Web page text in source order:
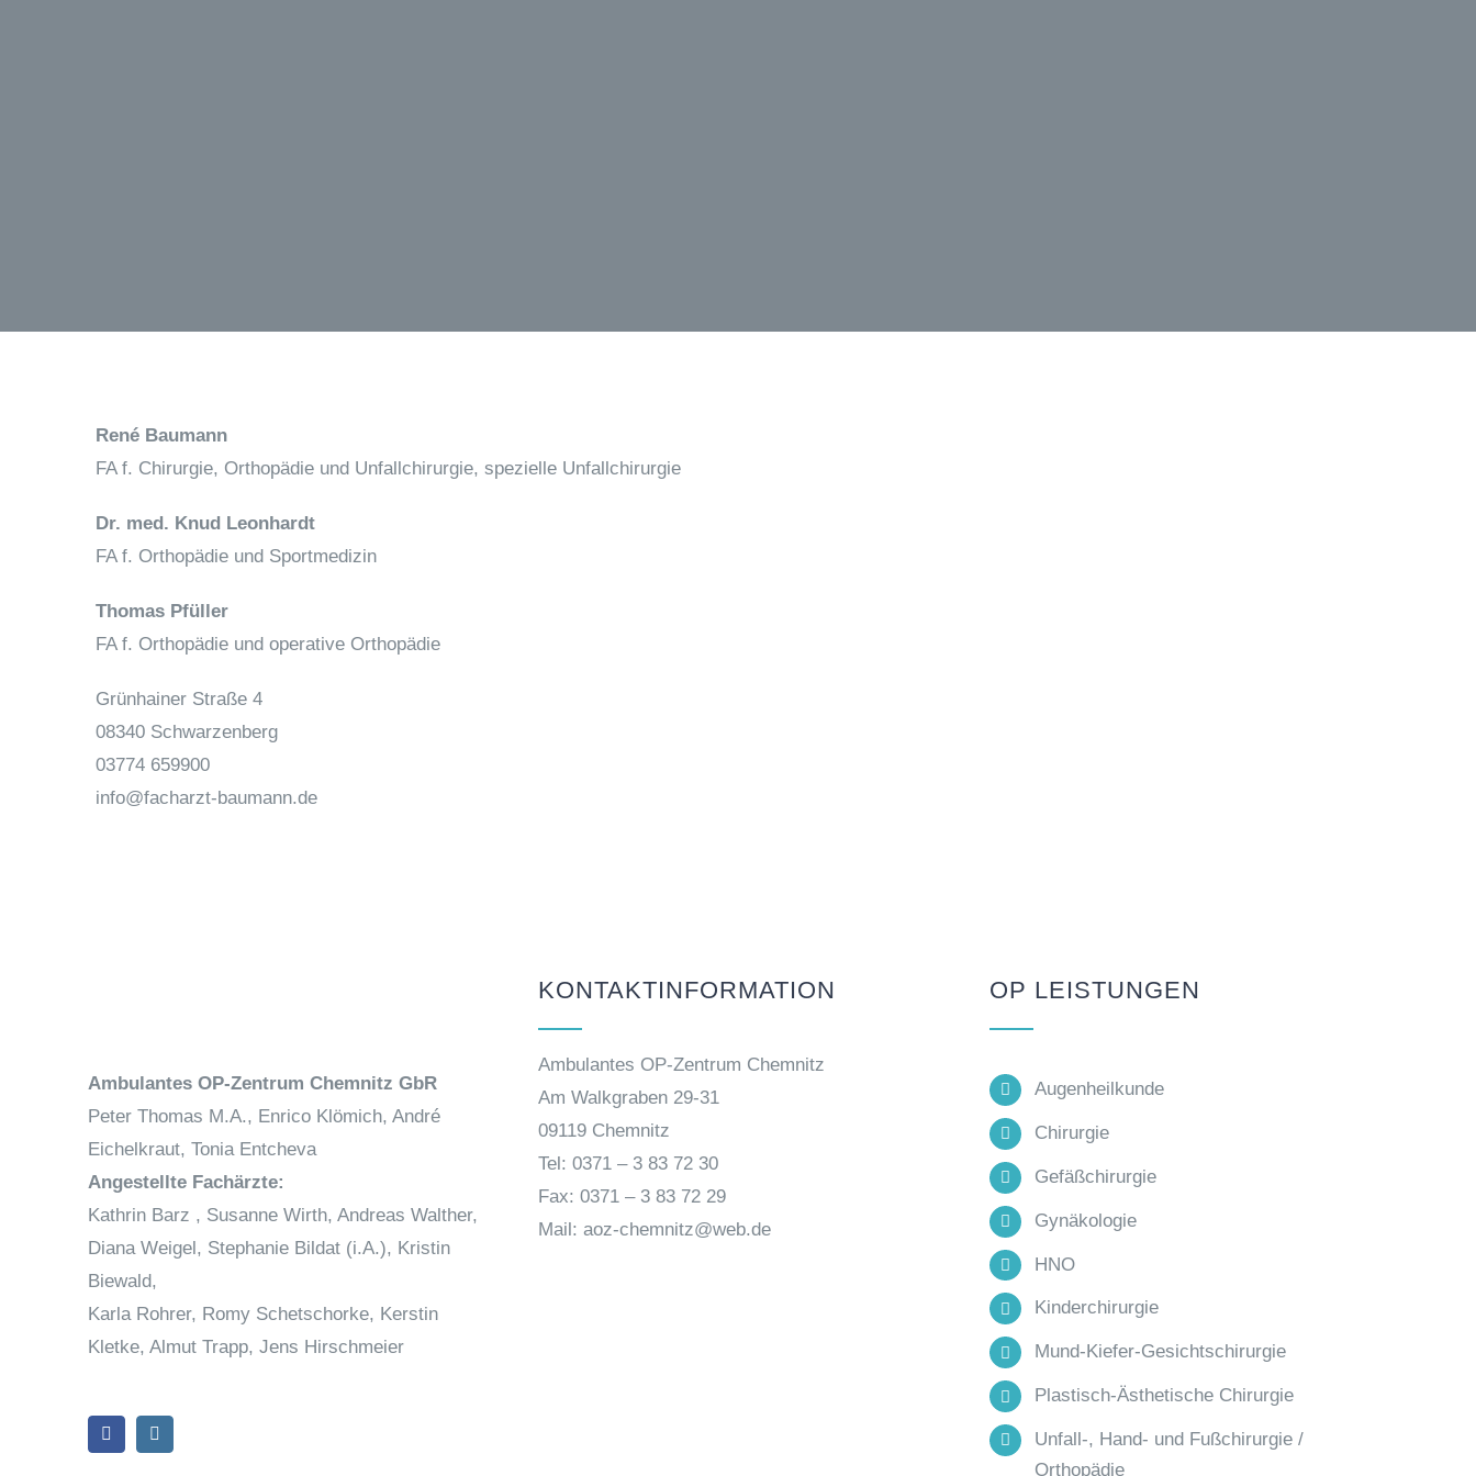
René Baumann
FA f. Chirurgie, Orthopädie und Unfallchirurgie, spezielle Unfallchirurgie
Dr. med. Knud Leonhardt
FA f. Orthopädie und Sportmedizin
Thomas Pfüller
FA f. Orthopädie und operative Orthopädie
Grünhainer Straße 4
08340 Schwarzenberg
03774 659900
info@facharzt-baumann.de
Ambulantes OP-Zentrum Chemnitz GbR
Peter Thomas M.A., Enrico Klömich, André
Eichelkraut, Tonia Entcheva
Angestellte Fachärzte:
Kathrin Barz , Susanne Wirth, Andreas Walther,
Diana Weigel, Stephanie Bildat (i.A.), Kristin
Biewald,
Karla Rohrer, Romy Schetschorke, Kerstin
Kletke, Almut Trapp, Jens Hirschmeier
KONTAKTINFORMATION
Ambulantes OP-Zentrum Chemnitz
Am Walkgraben 29-31
09119 Chemnitz
Tel: 0371 – 3 83 72 30
Fax: 0371 – 3 83 72 29
Mail: aoz-chemnitz@web.de
OP LEISTUNGEN
Augenheilkunde
Chirurgie
Gefäßchirurgie
Gynäkologie
HNO
Kinderchirurgie
Mund-Kiefer-Gesichtschirurgie
Plastisch-Ästhetische Chirurgie
Unfall-, Hand- und Fußchirurgie /
Orthopädie